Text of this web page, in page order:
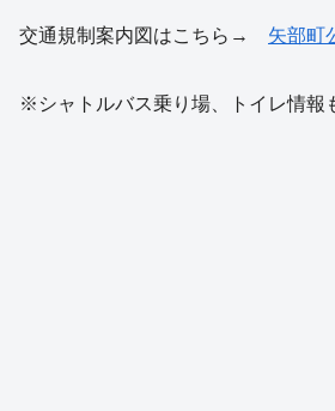
交通規制案内図はこちら→ 矢部町
※シャトルバス乗り場、トイレ情報